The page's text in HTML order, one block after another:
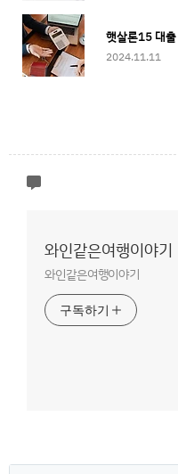
2024.11.11
와인같은여행이야기
와인같은여행이야기
구독하기